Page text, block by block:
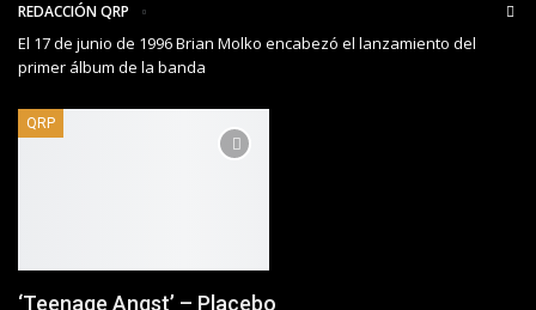
REDACCIÓN QRP
El 17 de junio de 1996 Brian Molko encabezó el lanzamiento del
primer álbum de la banda
QRP
‘Teenage Angst’ – Placebo